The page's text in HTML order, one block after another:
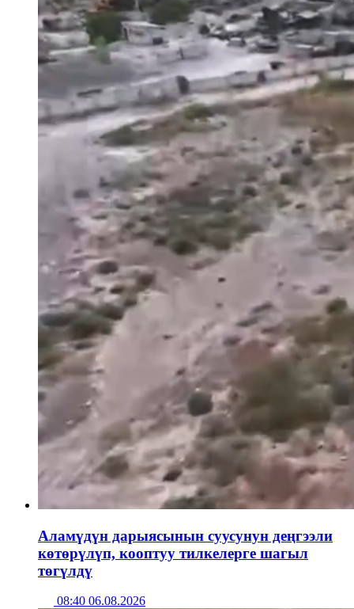
Аламүдүн дарыясынын суусунун деңгээли
көтөрүлүп, кооптуу тилкелерге шагыл
төгүлдү
08:40 06.08.2026